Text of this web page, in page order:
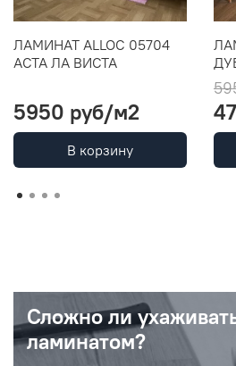
ЛАМИНАТ ALLOC 05704
АСТА ЛА ВИСТА
5950 руб/м2
В корзину
Сложно ли
ламинатом?